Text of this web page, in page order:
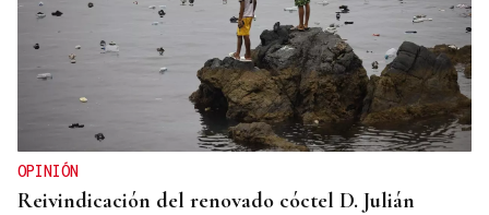
OPINIÓN
Reivindicación del renovado cóctel D. Julián